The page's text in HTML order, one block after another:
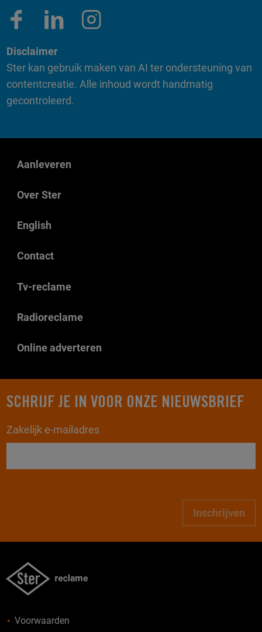
Disclaimer
Ster kan gebruik maken van AI ter ondersteuning van
contentcreatie. Alle inhoud wordt handmatig
gecontroleerd.
Aanleveren
Over Ster
English
Contact
Tv-reclame
Radioreclame
Online adverteren
SCHRIJF JE IN VOOR ONZE NIEUWSBRIEF
Zakelijk e-mailadres
Inschrijven
Voorwaarden